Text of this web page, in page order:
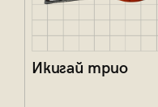
Икигай трио